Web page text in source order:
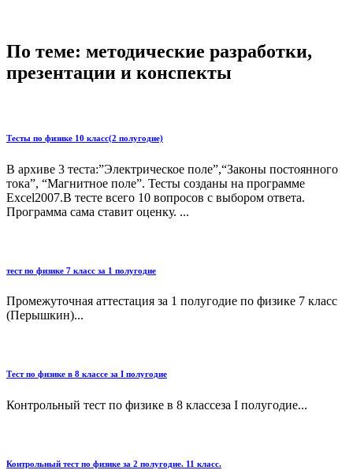
По теме: методические разработки,
презентации и конспекты
Тесты по физике 10 класс(2 полугодие)
В архиве 3 теста:”Электрическое поле”,“Законы постоянного
тока”, “Магнитное поле”. Тесты созданы на программе
Excel2007.В тесте всего 10 вопросов с выбором ответа.
Программа сама ставит оценку. ...
тест по физике 7 класс за 1 полугодие
Промежуточная аттестация за 1 полугодие по физике 7 класс
(Перышкин)...
Тест по физике в 8 классе за I полугодие
Контрольный тест по физике в 8 классеза I полугодие...
Контрольный тест по физике за 2 полугодие. 11 класс.